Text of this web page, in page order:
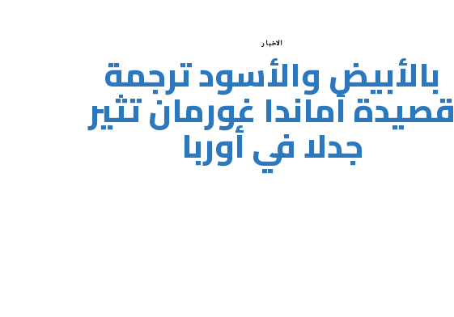
الاخبار
بالأبيض والأسود ترجمة
قصيدة أماندا غورمان تثير
جدلا في أوربا